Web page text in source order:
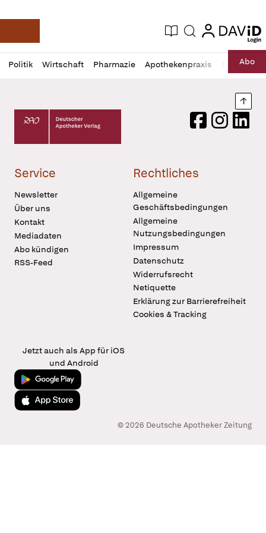
Deutsche Apotheker Zeitung
Aktuelle Ausgabe
Suche login
login
Politik Wirtschaft Pharmazie Apothekenpraxis RechtAbo
Profil
öffnen
Daz
Pur
Deutscher Apotheker Verlag Logo
FacebookInstagram
Service
Newsletter
Über uns
Kontakt
Mediadaten
Abo kündigen
RSS-Feed
Rechtliches
Allgemeine
Geschäftsbedingungen
Allgemeine
Nutzungsbedingungen
Impressum
Datenschutz
Widerrufsrecht
Netiquette
Erklärung zur Barrierefreiheit
Cookies & Tracking
Jetzt auch als App für iOS
und Android
Jetzt bei Google Play
Laden im App Store
© 2026 Deutsche Apotheker Zeitung